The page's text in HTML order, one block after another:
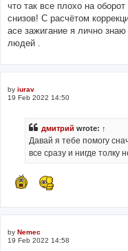
что так все плохо на
снизов! С расчётом
ace зажигание я лично
людей .
by iurav
19 Feb 2022 14:50
дмитрий wrote: ↑
Давай я тебе помогу
все сразу и нигде толку
by Nemec
19 Feb 2022 14:58